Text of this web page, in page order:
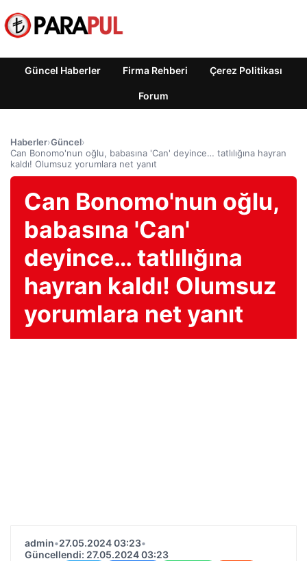
Güncel Haberler Firma Rehberi Çerez Politikası
Forum
Haberler›Güncel›
Can Bonomo'nun oğlu, babasına 'Can' deyince… tatlılığına hayran
kaldı! Olumsuz yorumlara net yanıt
Can Bonomo'nun oğlu,
babasına 'Can'
deyince… tatlılığına
hayran kaldı! Olumsuz
yorumlara net yanıt
admin•27.05.2024 03:23•
Güncellendi: 27.05.2024 03:23